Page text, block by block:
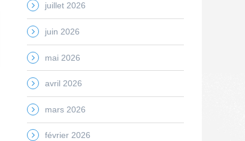
juillet 2026
juin 2026
mai 2026
avril 2026
mars 2026
février 2026